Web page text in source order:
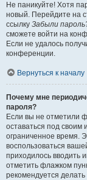
Не паникуйте! Хотя
новый. Перейдите на
ссылку Забыли
сможете войти на
Если не удалось
конференции.
Вернуться к началу
Почему мне
пароля?
Если вы не отметили
оставаться под своим
ограниченное время.
воспользоваться
приходилось вводить
отметить флажком
рекомендуется